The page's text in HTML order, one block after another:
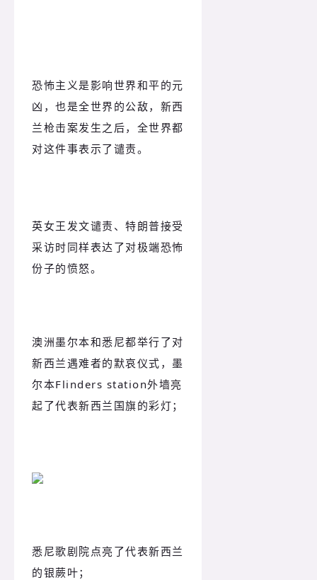
恐怖主义是影响世界和平的元
凶，也是全世界的公敌，新西
兰枪击案发生之后，全世界都
对这件事表示了谴责。
英女王发文谴责、特朗普接受
采访时同样表达了对极端恐怖
份子的愤怒。
澳洲墨尔本和悉尼都举行了对
新西兰遇难者的默哀仪式，墨
尔本Flinders station外墙亮
起了代表新西兰国旗的彩灯；
悉尼歌剧院点亮了代表新西兰
的银蕨叶；